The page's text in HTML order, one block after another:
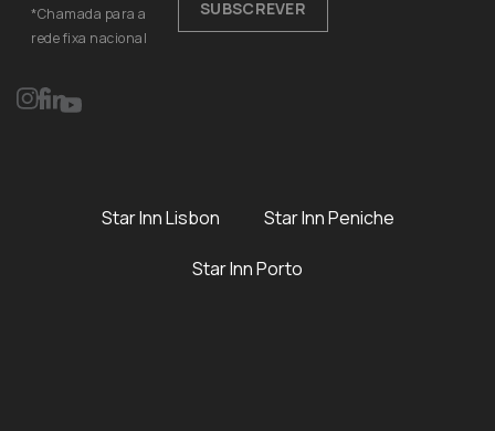
*Chamada para a
rede fixa nacional
SUBSCREVER
Star Inn Lisbon Star Inn Peniche
Star Inn Porto